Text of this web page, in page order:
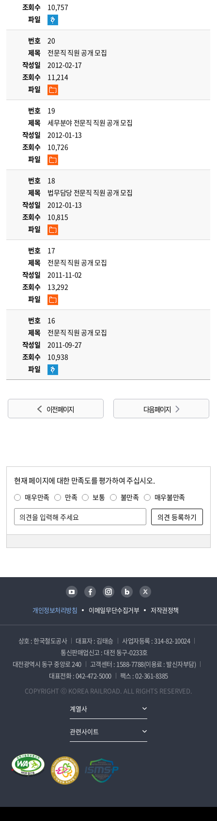
조회수
10,757
파일
번호
20
제목
전문직 직원 공개 모집
작성일
2012-02-17
조회수
11,214
파일
번호
19
제목
세무분야 전문직 직원 공개 모집
작성일
2012-01-13
조회수
10,726
파일
번호
18
제목
법무담당 전문직 직원 공개 모집
작성일
2012-01-13
조회수
10,815
파일
번호
17
제목
전문직 직원 공개 모집
작성일
2011-11-02
조회수
13,292
파일
번호
16
제목
전문직 직원 공개 모집
작성일
2011-09-27
조회수
10,938
파일
이전 페이지 다음 페이지
현재 페이지에 대한 만족도를 평가하여 주십시오.
매우만족 만족 보통 불만족 매우불만족
개인정보처리방침 이메일무단수집거부 저작권정책
유튜브 페이스북 인스타그램 블로그 트위터
상호 : 한국철도공사 대표자 : 김태승
사업자등록 : 314-82-10024
통신판매업신고 : 대전 동구-0233호
대전광역시 동구 중앙로 240
고객센터 : 1588-7788(이용료 : 발신자부담)
대표전화 : 042-472-5000
팩스 : 02-361-8385
COPYRIGHT ⓒ KOREA RAILROAD. ALL RIGHTS RESERVED.
계열사
관련사이트